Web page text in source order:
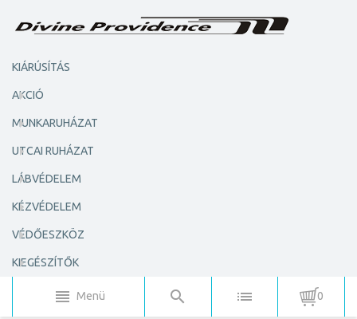
KIÁRÚSÍTÁS
AKCIÓ
MUNKARUHÁZAT
UTCAI RUHÁZAT
LÁBVÉDELEM
KÉZVÉDELEM
VÉDŐESZKÖZ
KIEGÉSZÍTŐK
Menü 0